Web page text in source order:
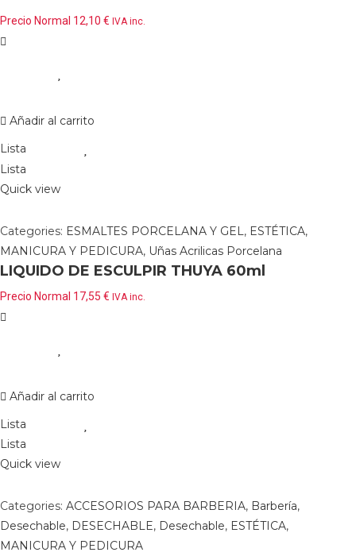
LANNY 1000GR 411288
Precio Normal 12,10 € IVA inc.
Añadir al carrito
Lista
Lista
Quick view
Categories: ESMALTES PORCELANA Y GEL , ESTÉTICA,
MANICURA Y PEDICURA, Uñas Acrilicas Porcelana
LIQUIDO DE ESCULPIR THUYA 60ml
Precio Normal 17,55 € IVA inc.
Añadir al carrito
Lista
Lista
Quick view
Categories: ACCESORIOS PARA BARBERIA, Barbería,
Desechable, DESECHABLE, Desechable, ESTÉTICA,
MANICURA Y PEDICURA